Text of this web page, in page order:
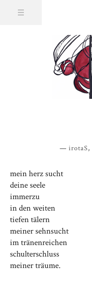
irotaS,
mein herz sucht
deine seele
immerzu
in den weiten
tiefen tälern
meiner sehnsucht
im tränenreichen
schulterschluss
meiner träume.